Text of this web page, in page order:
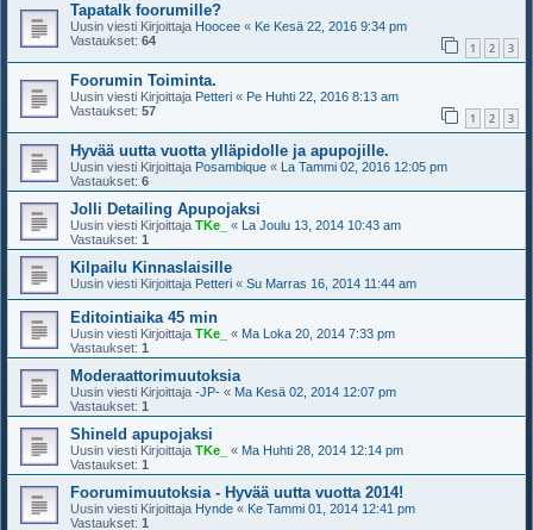
Tapatalk foorumille?
Uusin viesti Kirjoittaja Hoocee « Ke Kesä 22, 2016 9:34 pm
Vastaukset: 64 1 2 3
Foorumin Toiminta.
Uusin viesti Kirjoittaja Petteri « Pe Huhti 22, 2016 8:13 am
Vastaukset: 57 1 2 3
Hyvää uutta vuotta ylläpidolle ja apupojille.
Uusin viesti Kirjoittaja Posambique « La Tammi 02, 2016 12:05 pm
Vastaukset: 6
Jolli Detailing Apupojaksi
Uusin viesti Kirjoittaja TKe_ « La Joulu 13, 2014 10:43 am
Vastaukset: 1
Kilpailu Kinnaslaisille
Uusin viesti Kirjoittaja Petteri « Su Marras 16, 2014 11:44 am
Editointiaika 45 min
Uusin viesti Kirjoittaja TKe_ « Ma Loka 20, 2014 7:33 pm
Vastaukset: 1
Moderaattorimuutoksia
Uusin viesti Kirjoittaja -JP- « Ma Kesä 02, 2014 12:07 pm
Vastaukset: 1
Shineld apupojaksi
Uusin viesti Kirjoittaja TKe_ « Ma Huhti 28, 2014 12:14 pm
Vastaukset: 1
Foorumimuutoksia - Hyvää uutta vuotta 2014!
Uusin viesti Kirjoittaja Hynde « Ke Tammi 01, 2014 12:41 pm
Vastaukset: 1